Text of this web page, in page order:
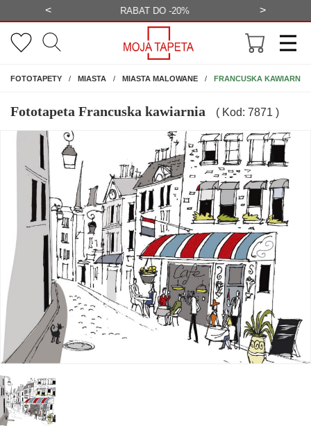
< BEZPŁATNA WIZUALIZACJA >
FOTOTAPETYNA ŚCIANĘ
MIASTA MIASTA MALOWANE FRANCUSKA KAWIARNIA
Fototapeta Francuska kawiarnia ( Kod: 7871 )